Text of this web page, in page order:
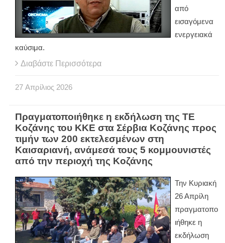
από
εισαγόμενα
ενεργειακά
καύσιμα.
Διαβάστε Περισσότερα
27 Απρίλιος 2026
Πραγματοποιήθηκε η εκδήλωση της ΤΕ
Κοζάνης του ΚΚΕ στα Σέρβια Κοζάνης προς
τιμήν των 200 εκτελεσμένων στη
Καισαριανή, ανάμεσά τους 5 κομμουνιστές
από την περιοχή της Κοζάνης
Την Κυριακή
26 Απρίλη
πραγματοπο
ιήθηκε η
εκδήλωση